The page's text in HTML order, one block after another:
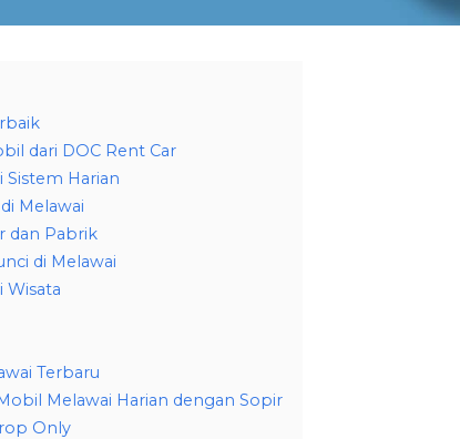
dari DOC Rent Car
Sistem Harian
Melawai
dan Pabrik
di Melawai
Wisata
Terbaru
Melawai Harian dengan Sopir
Only